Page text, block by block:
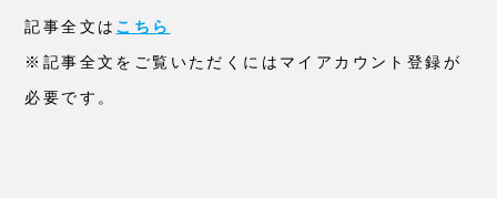
記事全文は こちら
※記事全文をご覧いただくにはマイアカウント登録が
必要です。